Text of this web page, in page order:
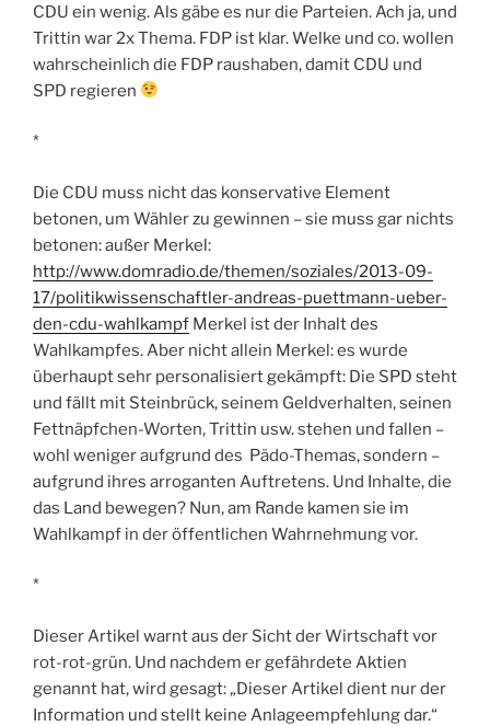
CDU ein wenig. Als gäbe es nur die Parteien. Ach ja, und
Trittin war 2x Thema. FDP ist klar. Welke und co. wollen
wahrscheinlich die FDP raushaben, damit CDU und
SPD regieren
*
Die CDU muss nicht das konservative Element
betonen, um Wähler zu gewinnen – sie muss gar nichts
betonen: außer Merkel:
http://www.domradio.de/themen/soziales/2013-09-
17/politikwissenschaftler-andreas-puettmann-ueber-
den-cdu-wahlkampf Merkel ist der Inhalt des
Wahlkampfes. Aber nicht allein Merkel: es wurde
überhaupt sehr personalisiert gekämpft: Die SPD steht
und fällt mit Steinbrück, seinem Geldverhalten, seinen
Fettnäpfchen-Worten, Trittin usw. stehen und fallen –
wohl weniger aufgrund des Pädo-Themas, sondern –
aufgrund ihres arroganten Auftretens. Und Inhalte, die
das Land bewegen? Nun, am Rande kamen sie im
Wahlkampf in der öffentlichen Wahrnehmung vor.
*
Dieser Artikel warnt aus der Sicht der Wirtschaft vor
rot-rot-grün. Und nachdem er gefährdete Aktien
genannt hat, wird gesagt: „Dieser Artikel dient nur der
Information und stellt keine Anlageempfehlung dar.“